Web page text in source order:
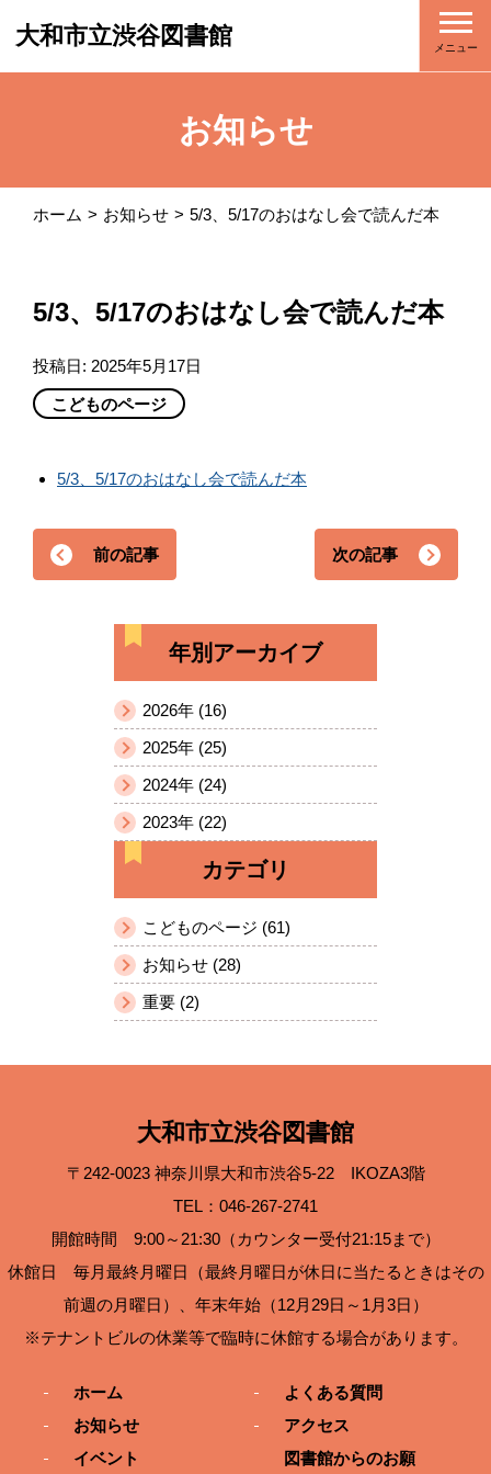
大和市立渋谷図書館 メニュー
お知らせ
ホーム お知らせ 5/3、5/17のおはなし会で読んだ本
年別アーカイブ
2026年 (16)
2025年 (25)
2024年 (24)
2023年 (22)
カテゴリ
こどものページ (61)
お知らせ (28)
重要 (2)
5/3、5/17のおはなし会で読んだ本
投稿日: 2025年5月17日
こどものページ
5/3、5/17のおはなし会で読んだ本
前の記事 次の記事
大和市立渋谷図書館
〒242-0023 神奈川県大和市渋谷5-22 IKOZA3階
TEL：046-267-2741
開館時間 9:00～21:30（カウンター受付21:15まで）
休館日 毎月最終月曜日（最終月曜日が休日に当たるときはその
前週の月曜日）、年末年始（12月29日～1月3日）
※テナントビルの休業等で臨時に休館する場合があります。
ホーム
お知らせ
イベント
よくある質問
アクセス
図書館からのお願